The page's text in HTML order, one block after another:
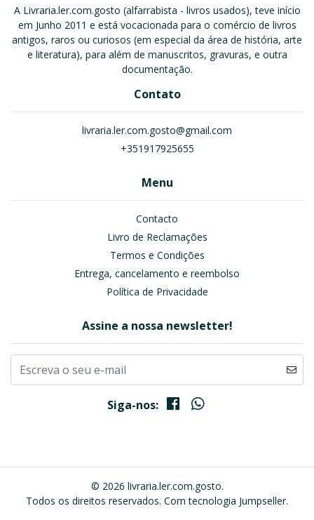
A Livraria.ler.com.gosto (alfarrabista - livros usados), teve início
em Junho 2011 e está vocacionada para o comércio de livros
antigos, raros ou curiosos (em especial da área de história, arte
e literatura), para além de manuscritos, gravuras, e outra
documentação.
Contato
livraria.ler.com.gosto@gmail.com
+351917925655
Menu
Contacto
Livro de Reclamações
Termos e Condições
Entrega, cancelamento e reembolso
Política de Privacidade
Assine a nossa newsletter!
Siga-nos:
© 2026 livraria.ler.com.gosto.
Todos os direitos reservados. Com tecnologia Jumpseller.